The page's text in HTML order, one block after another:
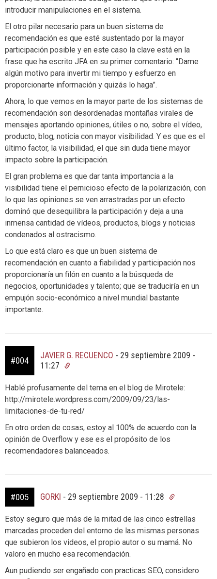
introducir manipulaciones en el sistema.
El otro pilar necesario para un buen sistema de
recomendación es que esté sustentado por la mayor
participación posible y en este caso la clave está en la
frase que ha escrito JFA en su primer comentario: “Dame
algún motivo para invertir mi tiempo y esfuerzo en
proporcionarte información y quizás lo haga”.
Ahora, lo que vemos en la mayor parte de los sistemas de
recomendación son desordenadas montañas virales de
mensajes aportando opiniones, útiles o no, sobre el vídeo,
producto, blog, noticia con mayor visibilidad. Y es que es el
último factor, la visibilidad, el que sin duda tiene mayor
impacto sobre la participación.
El gran problema es que dar tanta importancia a la
visibilidad tiene el pernicioso efecto de la polarización, con
lo que las opiniones se ven arrastradas por un efecto
dominó que desequilibra la participación y deja a una
inmensa cantidad de vídeos, productos, blogs y noticias
condenados al ostracismo.
Lo que está claro es que un buen sistema de
recomendación en cuanto a fiabilidad y participación nos
proporcionaría un filón en cuanto a la búsqueda de
negocios, oportunidades y talento; que se traduciría en un
empujón socio-económico a nivel mundial bastante
importante.
#004
JAVIER G. RECUENCO - 29 septiembre 2009 -
11:27
Hablé profusamente del tema en el blog de Mirotele:
http://mirotele.wordpress.com/2009/09/23/las-
limitaciones-de-tu-red/
En otro orden de cosas, estoy al 100% de acuerdo con la
opinión de Overflow y ese es el propósito de los
recomendadores balanceados.
#005 GORKI - 29 septiembre 2009 - 11:28
Estoy seguro que más de la mitad de las cinco estrellas
marcadas proceden del entorno de las mismas personas
que subieron los videos, el propio autor o su mamá. No
valoro en mucho esa recomendación.
Aun pudiendo ser engañado con practicas SEO, considero